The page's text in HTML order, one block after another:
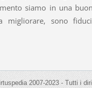
siamo in una
migliorare, sono
2007-2023 - Tutti i